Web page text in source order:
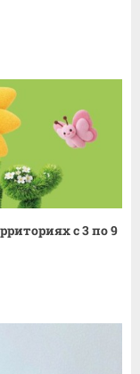
с 3 по 9